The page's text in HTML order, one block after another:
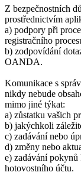
Z bezpečnostních
prostřednictvím
a) podpory při
registračního
b) zodpovídání
OANDA.
Komunikace s
nikdy nebude
mimo jiné týkat:
a) zůstatku vašich
b) jakýchkoli
c) zadávání nebo
d) změny nebo
e) zadávání
hotovostního účtu.